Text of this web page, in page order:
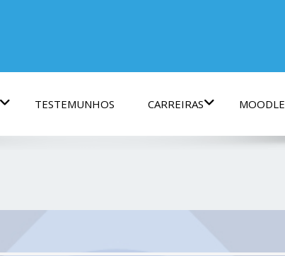
TESTEMUNHOS CARREIRAS MOODLE